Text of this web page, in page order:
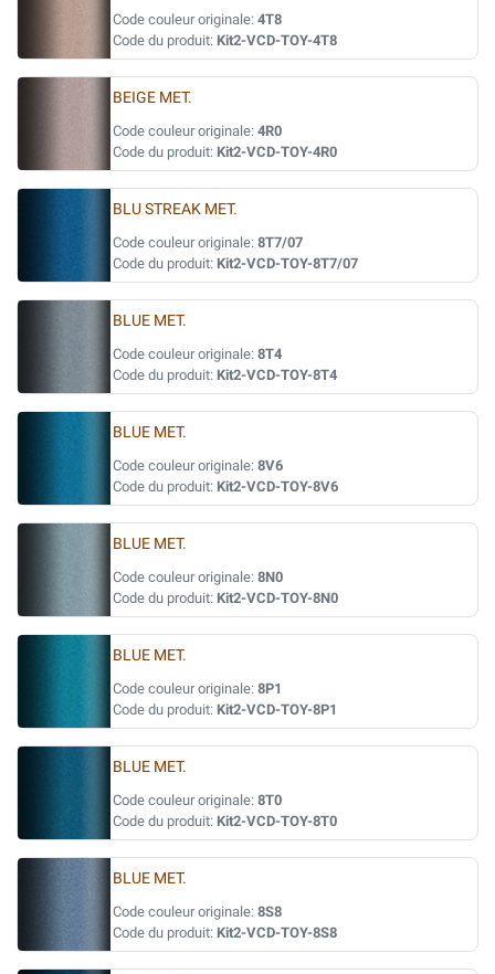
Code couleur originale: 4T8
Code du produit: Kit2-VCD-TOY-4T8
BEIGE MET.
Code couleur originale: 4R0
Code du produit: Kit2-VCD-TOY-4R0
BLU STREAK MET.
Code couleur originale: 8T7/07
Code du produit: Kit2-VCD-TOY-8T7/07
BLUE MET.
Code couleur originale: 8T4
Code du produit: Kit2-VCD-TOY-8T4
BLUE MET.
Code couleur originale: 8V6
Code du produit: Kit2-VCD-TOY-8V6
BLUE MET.
Code couleur originale: 8N0
Code du produit: Kit2-VCD-TOY-8N0
BLUE MET.
Code couleur originale: 8P1
Code du produit: Kit2-VCD-TOY-8P1
BLUE MET.
Code couleur originale: 8T0
Code du produit: Kit2-VCD-TOY-8T0
BLUE MET.
Code couleur originale: 8S8
Code du produit: Kit2-VCD-TOY-8S8